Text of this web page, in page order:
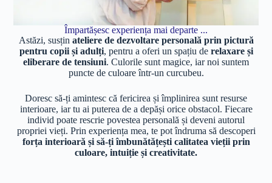
Împartășesc experiența mai departe ...
Astăzi, susțin ateliere de dezvoltare personală prin pictură
pentru copii și adulți, pentru a oferi un spațiu de relaxare și
eliberare de tensiuni. Culorile sunt magice, iar noi suntem
puncte de culoare într-un curcubeu.
Doresc să-ți amintesc că fericirea și împlinirea sunt resurse
interioare, iar tu ai puterea de a depăși orice obstacol. Fiecare
individ poate rescrie povestea personală și deveni autorul
propriei vieți. Prin experiența mea, te pot îndruma să descoperi
forța interioară și să-ți îmbunătățești calitatea vieții prin
culoare, intuiție și creativitate.